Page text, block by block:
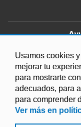
Usamos cookies
mejorar tu
para mostrarte
adecuados, para
para comprender
Ver más en
HORARIO :